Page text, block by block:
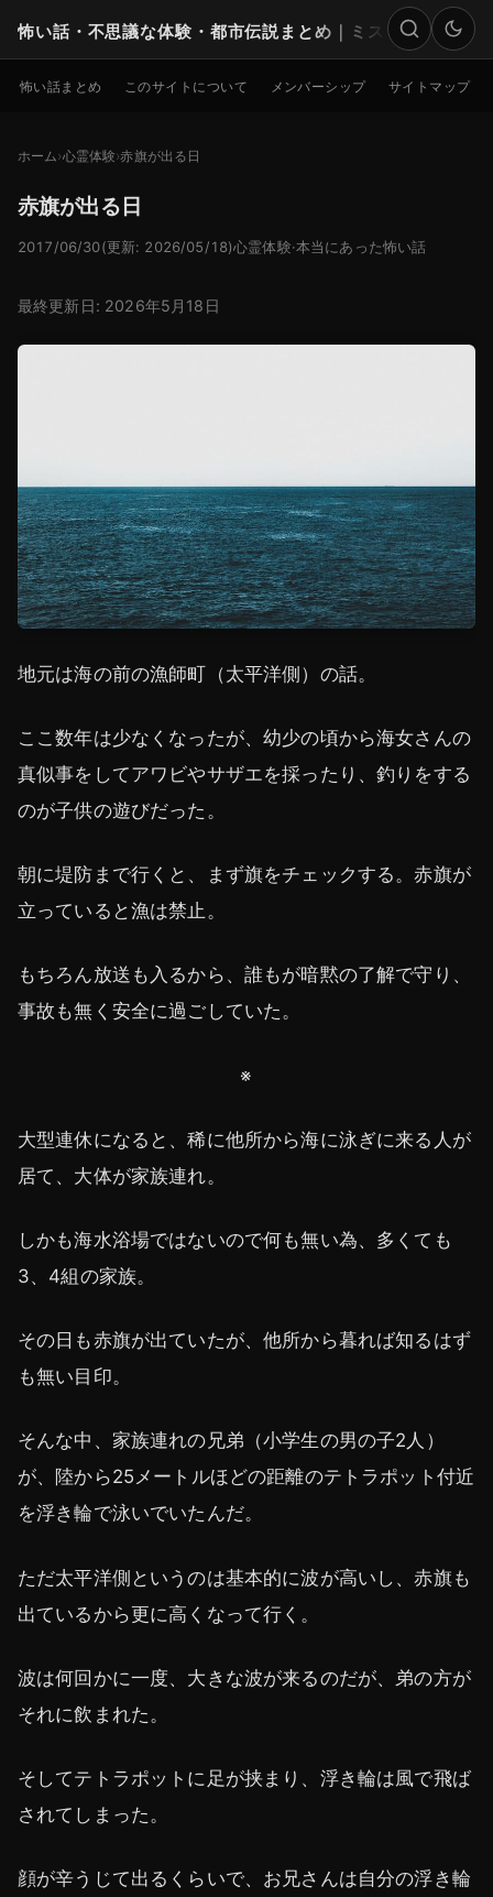
怖い話・不思議な体験・都市伝説まとめ｜ミステリー
検索
怖い話まとめ このサイトについて メンバーシップ サイトマップ
ホーム 心霊体験 赤旗が出る日
赤旗が出る日
2017/06/30(更新: 2026/05/18)心霊体験·本当にあった怖い話
最終更新日: 2026年5月18日
地元は海の前の漁師町（太平洋側）の話。
ここ数年は少なくなったが、幼少の頃から海女さんの
真似事をしてアワビやサザエを採ったり、釣りをする
のが子供の遊びだった。
朝に堤防まで行くと、まず旗をチェックする。赤旗が
立っていると漁は禁止。
もちろん放送も入るから、誰もが暗黙の了解で守り、
事故も無く安全に過ごしていた。
※
大型連休になると、稀に他所から海に泳ぎに来る人が
居て、大体が家族連れ。
しかも海水浴場ではないので何も無い為、多くても
3、4組の家族。
その日も赤旗が出ていたが、他所から暮れば知るはず
も無い目印。
そんな中、家族連れの兄弟（小学生の男の子2人）
が、陸から25メートルほどの距離のテトラポット付近
を浮き輪で泳いでいたんだ。
ただ太平洋側というのは基本的に波が高いし、赤旗も
出ているから更に高くなって行く。
波は何回かに一度、大きな波が来るのだが、弟の方が
それに飲まれた。
そしてテトラポットに足が挟まり、浮き輪は風で飛ば
されてしまった。
顔が辛うじて出るくらいで、お兄さんは自分の浮き輪